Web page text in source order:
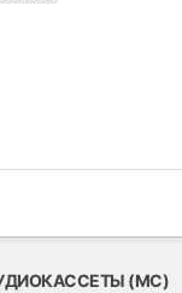
(MC)